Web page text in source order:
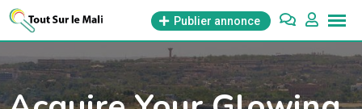
Aller
contenu
Publier annonce